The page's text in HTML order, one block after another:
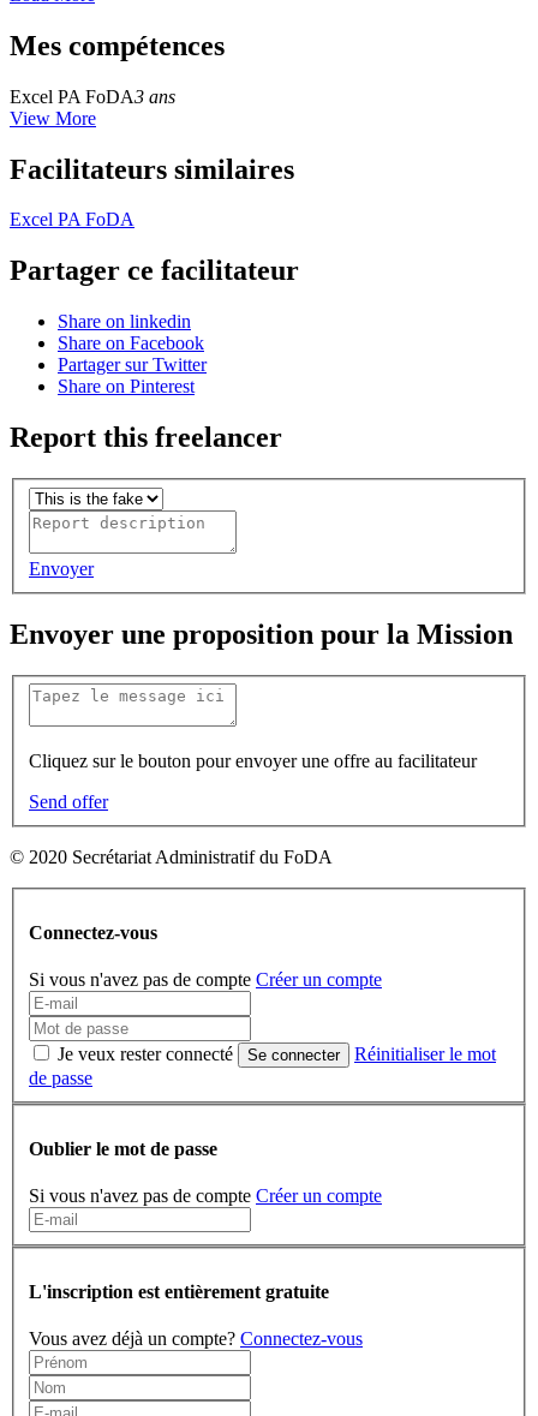
Mes compétences
Excel PA FoDA3 ans
View More
Facilitateurs similaires
Excel PA FoDA
Partager ce facilitateur
Share on linkedin
Share on Facebook
Partager sur Twitter
Share on Pinterest
Report this freelancer
Envoyer
Envoyer une proposition pour la Mission
Cliquez sur le bouton pour envoyer une offre au facilitateur
Send offer
© 2020 Secrétariat Administratif du FoDA
Connectez-vous
Si vous n'avez pas de compte Créer un compte
Je veux rester connecté Se connecter
Réinitialiser le mot
de passe
Oublier le mot de passe
Si vous n'avez pas de compte Créer un compte
L'inscription est entièrement gratuite
Vous avez déjà un compte? Connectez-vous